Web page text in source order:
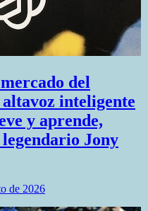
del
altavoz inteligente
y aprende,
Jony
de 2026